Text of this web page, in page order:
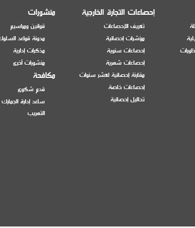
إحصاءات التجارة الخارجية
تعريف الإحصاءات
مؤشرات إحصائية
إحصاءات سنوية
إحصاءات شهرية
مقارنة إحصائية لعشر سنوات
إحصاءات خاصة
تحاليل إحصائية
منشورات
قوانين ومراسيم
مدونة قواعد
مذكرات إدارية
منشورات أخرى
مكافحة
قدم شكوى
ساعد إدارة
التهريب